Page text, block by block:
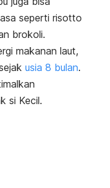
seperti risotto
brokoli.
makanan laut,
usia 8 bulan.
si Kecil.